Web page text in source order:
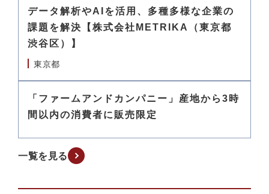
データ解析やAIを活用、多種多様な企業の
課題を解決【株式会社METRIKA（東京都
渋谷区）】
東京都
「ファームアンドカンパニー」産地から3時
間以内の消費者に販売限定
一覧を見る